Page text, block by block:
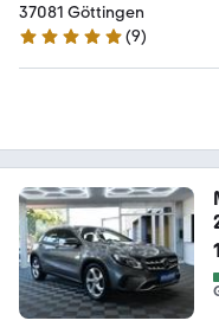
37081 Göttingen
5 Sterne
(9)